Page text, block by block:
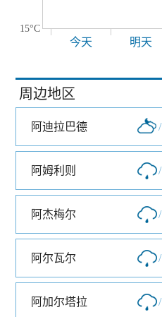
15°C
今天 明天
周边地区
阿迪拉巴德 /
阿姆利则 /
阿杰梅尔 /
阿尔瓦尔 /
阿加尔塔拉 /